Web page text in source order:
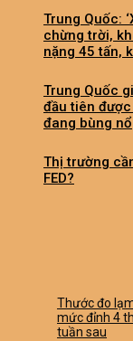
Trung Quốc:
chừng trời,
nặng 45 tấn,
Trung Quốc
đầu tiên được
đang bùng nổ
Thị trường
FED?
Thước đo
mức đỉnh 4
tuần sau